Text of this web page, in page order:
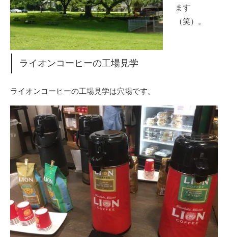
ます
（笑）。
ライオンコーヒーの工場見学
ライオンコーヒーの工場見学は穴場です。